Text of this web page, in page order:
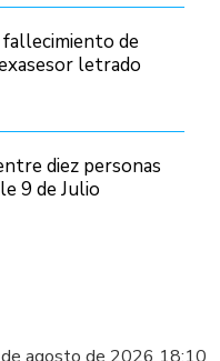
de
letrado
diez personas
9 de Julio